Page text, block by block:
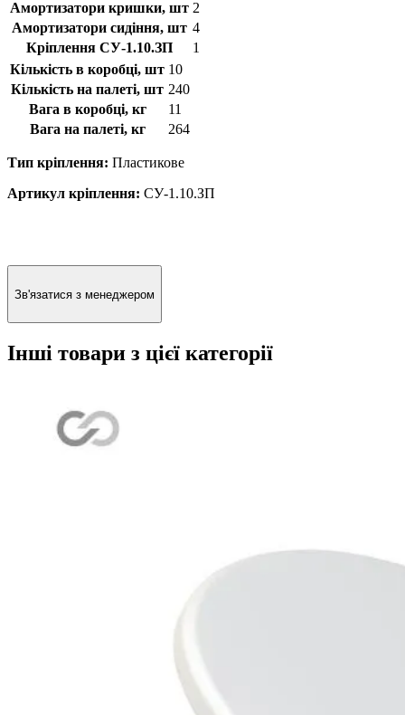
Амортизатори кришки, шт 2
Амортизатори сидіння, шт 4
Кріплення СУ-1.10.ЗП
1
Кількість в коробці, шт 10
Кількість на палеті, шт 240
Вага в коробці, кг
11
Вага на палеті, кг
264
Тип кріплення: Пластикове
Артикул кріплення: СУ-1.10.ЗП
Зв'язатися з менеджером
Інші товари з цієї категорії